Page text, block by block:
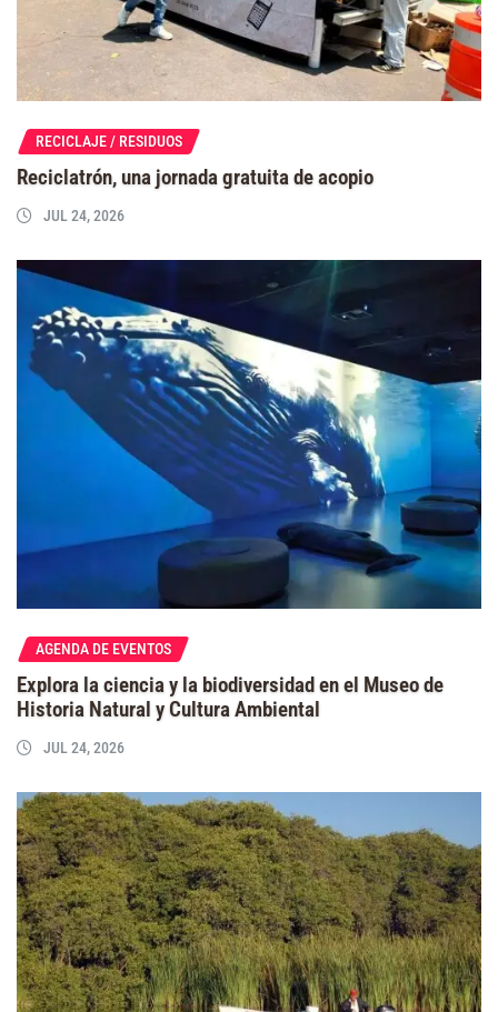
RECICLAJE / RESIDUOS
Reciclatrón, una jornada gratuita de acopio
JUL 24, 2026
AGENDA DE EVENTOS
Explora la ciencia y la biodiversidad en el Museo de
Historia Natural y Cultura Ambiental
JUL 24, 2026